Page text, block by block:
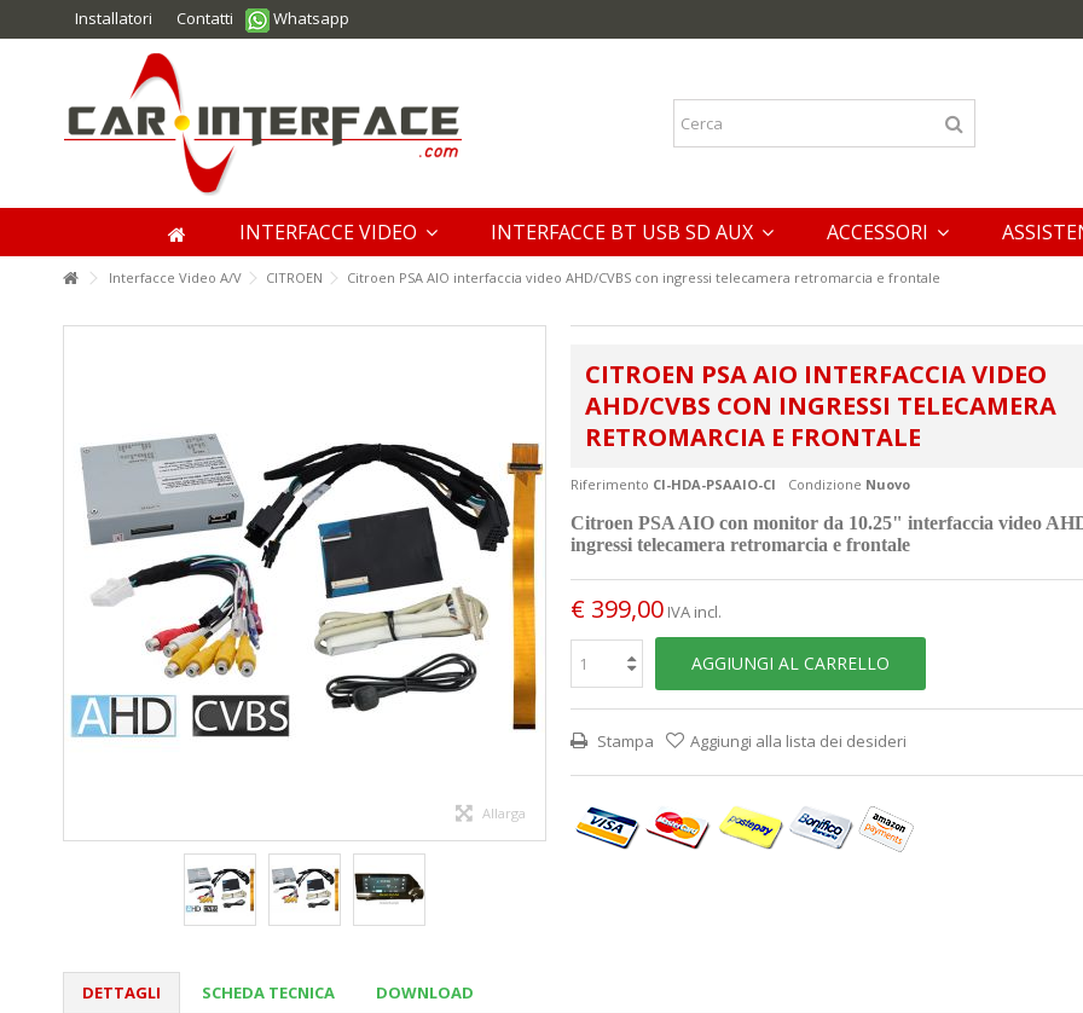
Installatori Contatti Whatsapp
INTERFACCE VIDEO INTERFACCE BT USB SD AUX ACCESSORI
Interfacce Video A/V CITROEN Citroen PSA AIO interfaccia video AHD/CVBS con ingressi telecamera retromarcia e frontale
Allarga
CITROEN PSA AIO INTERFACCIA VIDEO
AHD/CVBS CON INGRESSI TELECAMERA
RETROMARCIA E FRONTALE
Riferimento CI-HDA-PSAAIO-CI Condizione Nuovo
Citroen PSA AIO con monitor da 10.25" interfaccia video
ingressi telecamera retromarcia e frontale
€ 399,00 IVA incl.
AGGIUNGI AL CARRELLO
Stampa Aggiungi alla lista dei desideri
DETTAGLI SCHEDA TECNICA DOWNLOAD